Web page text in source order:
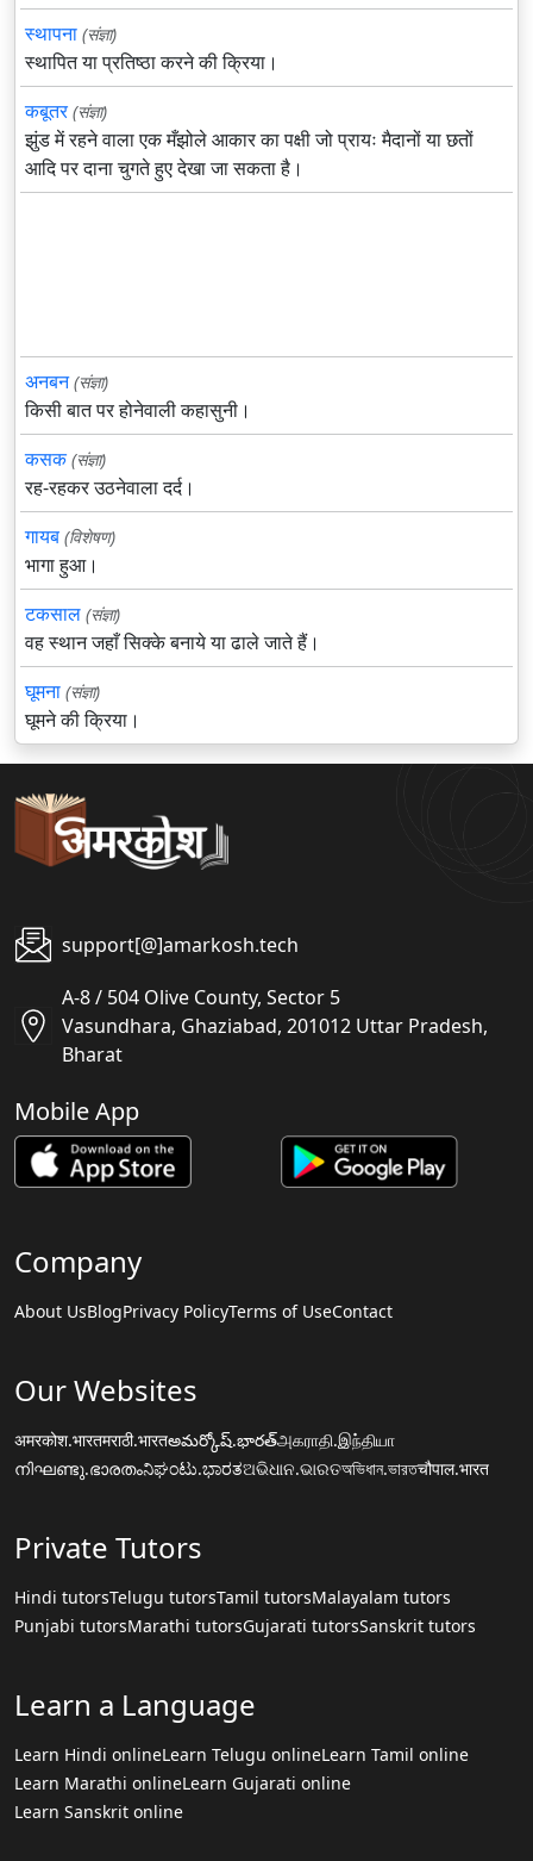
स्थापना (संज्ञा)
स्थापित या प्रतिष्ठा करने की क्रिया।
कबूतर (संज्ञा)
झुंड में रहने वाला एक मँझोले आकार का पक्षी जो प्रायः मैदानों या छतों
आदि पर दाना चुगते हुए देखा जा सकता है।
अनबन (संज्ञा)
किसी बात पर होनेवाली कहासुनी।
कसक (संज्ञा)
रह-रहकर उठनेवाला दर्द।
गायब (विशेषण)
भागा हुआ।
टकसाल (संज्ञा)
वह स्थान जहाँ सिक्के बनाये या ढाले जाते हैं।
घूमना (संज्ञा)
घूमने की क्रिया।
support[@]amarkosh.tech
A-8 / 504 Olive County, Sector 5
Vasundhara, Ghaziabad, 201012 Uttar Pradesh,
Bharat
Mobile App
Company
About UsBlogPrivacy PolicyTerms of UseContact
Our Websites
अमरकोश.भारतमराठी.भारतఅమర్కోష్.భారత్அகராதி.இந்தியா
നിഘണ്ടു.ഭാരതംನಿಘಂಟು.ಭಾರತଅଭିଧାନ.ଭାରତঅভিধান.ভারতचौपाल.भारत
Private Tutors
Hindi tutorsTelugu tutorsTamil tutorsMalayalam tutors
Punjabi tutorsMarathi tutorsGujarati tutorsSanskrit tutors
Learn a Language
Learn Hindi onlineLearn Telugu onlineLearn Tamil online
Learn Marathi onlineLearn Gujarati online
Learn Sanskrit online